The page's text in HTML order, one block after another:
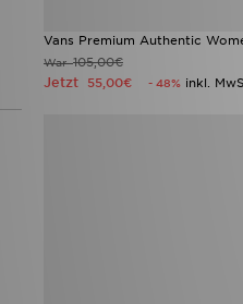
Vans Premium Authentic
War105,00€
Jetzt 55,00€ - 48% inkl.